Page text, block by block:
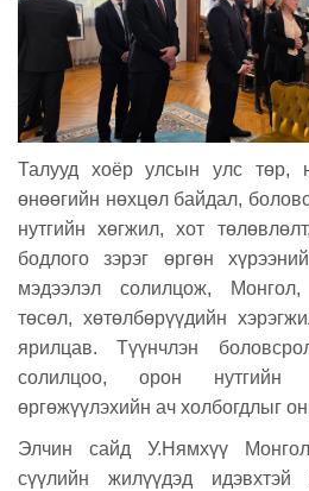
Талууд хоёр улсын улс төр,
өнөөгийн нөхцөл байдал,
нутгийн хөгжил, хот
бодлого зэрэг өргөн
мэдээлэл солилцож,
төсөл, хөтөлбөрүүдийн
ярилцав. Түүнчлэн
солилцоо, орон нутгийн
өргөжүүлэхийн ач холбогдлыг
Элчин сайд У.Нямхүү
сүүлийн жилүүдэд